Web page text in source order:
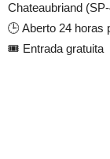
Chateaubriand
🕒 Aberto 24 horas
🎟️ Entrada gratuita